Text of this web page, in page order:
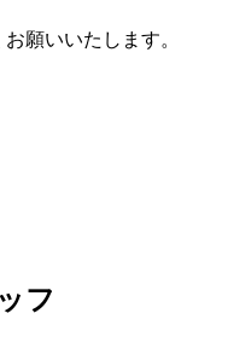
願いいたします。
フ